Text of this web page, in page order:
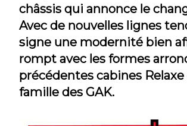
châssis qui annonce le
Avec de nouvelles lignes
signe une modernité bien
rompt avec les formes
précédentes cabines Relaxe
famille des GAK.